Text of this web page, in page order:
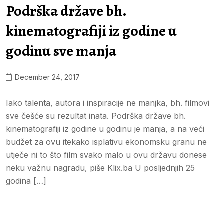
Podrška države bh.
kinematografiji iz godine u
godinu sve manja
December 24, 2017
Iako talenta, autora i inspiracije ne manjka, bh. filmovi
sve češće su rezultat inata. Podrška države bh.
kinematografiji iz godine u godinu je manja, a na veći
budžet za ovu itekako isplativu ekonomsku granu ne
utječe ni to što film svako malo u ovu državu donese
neku važnu nagradu, piše Klix.ba U posljednjih 25
godina […]